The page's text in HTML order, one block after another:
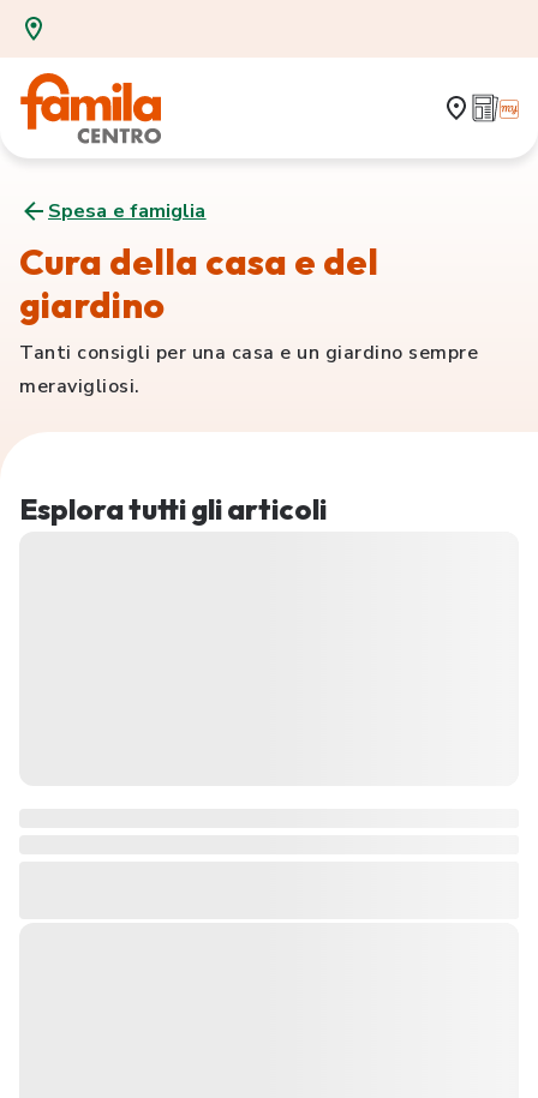
Spesa e famiglia
Cura della casa e del
giardino
Tanti consigli per una casa e un giardino sempre
meravigliosi.
Esplora tutti gli articoli